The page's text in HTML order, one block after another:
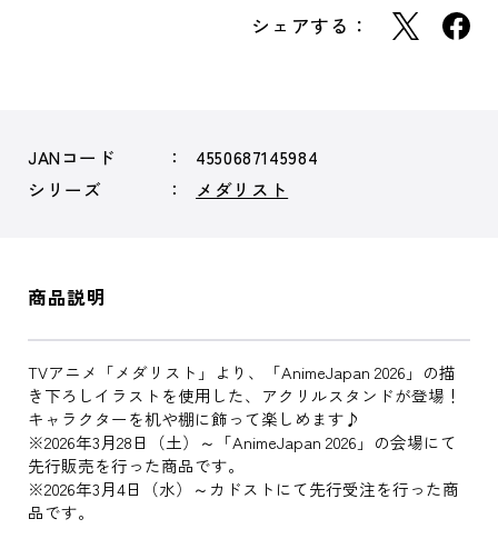
シェアする：
JANコード
4550687145984
シリーズ
メダリスト
商品説明
TVアニメ「メダリスト」より、「AnimeJapan 2026」の描
き下ろしイラストを使用した、アクリルスタンドが登場！
キャラクターを机や棚に飾って楽しめます♪
※2026年3月28日（土）～「AnimeJapan 2026」の会場にて
先行販売を行った商品です。
※2026年3月4日（水）～カドストにて先行受注を行った商
品です。